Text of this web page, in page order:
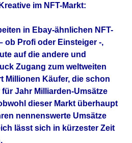
im NFT-Markt:
in Ebay-ähnlichen NFT-
ob Profi oder Einsteiger -,
auf die andere und
Zugang zum weltweiten
Millionen Käufer, die schon
Jahr Milliarden-Umsätze
dieser Markt überhaupt
nennenswerte Umsätze
lässt sich in kürzester Zeit